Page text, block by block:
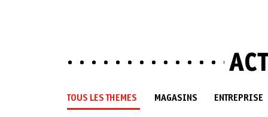
MAGASINS ENTREPRISE